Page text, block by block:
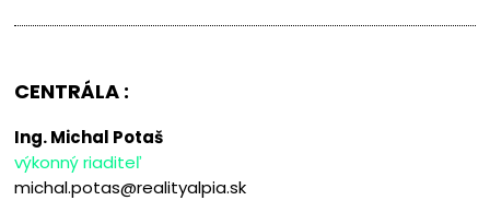
CENTRÁLA :
Ing. Michal Potaš
výkonný riaditeľ
michal.potas@realityalpia.sk